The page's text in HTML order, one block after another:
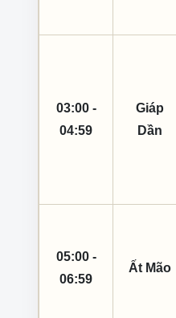
03:00 -
04:59
Giáp
Dần
05:00 -
06:59
Ất Mão